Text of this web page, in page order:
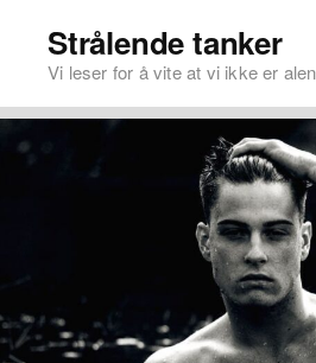
Strålende tanker
Vi leser for å vite at vi ikke er